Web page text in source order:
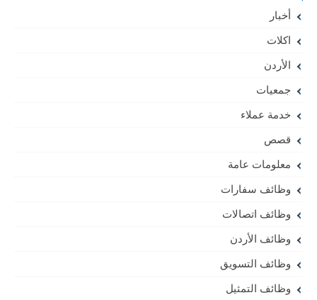
أخبار
اكلات
الأردن
جمعيات
خدمة عملاء
قصص
معلومات عامة
وظائف سفارات
وظائف اتصالات
وظائف الأردن
وظائف التسويق
وظائف التمثيل